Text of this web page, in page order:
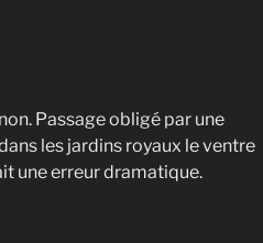
Passage obligé par une
les jardins royaux le ventre
une erreur dramatique.